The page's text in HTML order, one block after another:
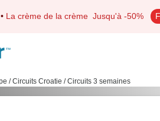
• La crème de la crème Jusqu'à -50%
/ Circuits Croatie / Circuits 3 semaines